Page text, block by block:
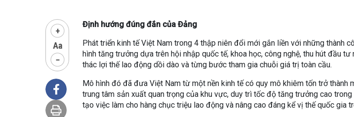
Định hướng đúng đắn của Đảng
Phát triển kinh tế Việt Nam trong 4 thập niên đổi mới gắn liền với những thành
hình tăng trưởng dựa trên hội nhập quốc tế, khoa học, công nghệ, thu hút đầu tư
thác lợi thế lao động dồi dào và từng bước tham gia chuỗi giá trị toàn cầu.
Mô hình đó đã đưa Việt Nam từ một nền kinh tế có quy mô khiêm tốn trở thành
trung tâm sản xuất quan trọng của khu vực, duy trì tốc độ tăng trưởng cao trong
tạo việc làm cho hàng chục triệu lao động và nâng cao đáng kể vị thế quốc gia